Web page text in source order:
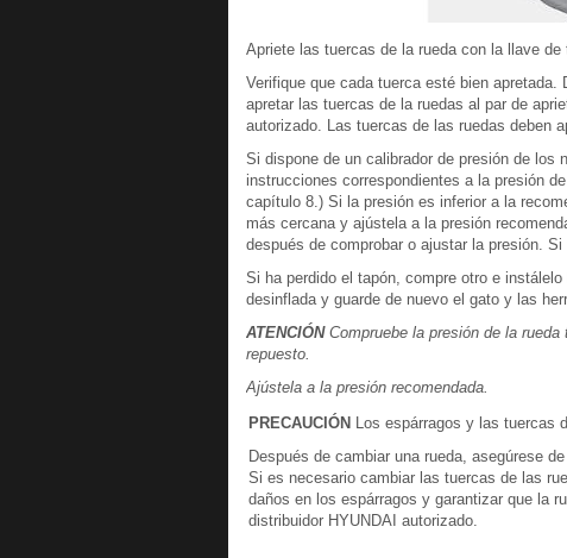
Apriete las tuercas de la rueda con la llave
Verifique que cada tuerca esté bien
apretar las tuercas de la ruedas al par de
autorizado. Las tuercas de las ruedas deben
Si dispone de un calibrador de presión de los
instrucciones correspondientes a la presión
capítulo 8.) Si la presión es inferior a la
más cercana y ajústela a la presión
después de comprobar o ajustar la presión.
Si ha perdido el tapón, compre otro e
desinflada y guarde de nuevo el gato y las
ATENCIÓNCompruebe la presión de la
repuesto.
Ajústela a la presión recomendada.
PRECAUCIÓN Los espárragos y las tuercas
Después de cambiar una rueda, asegúrese
Si es necesario cambiar las tuercas de las
daños en los espárragos y garantizar que la
distribuidor HYUNDAI autorizado.